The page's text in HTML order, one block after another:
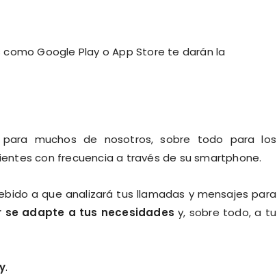
Google Play o App Store te darán la
muchos de nosotros, sobre todo para los
con frecuencia a través de su smartphone.
a que analizará tus llamadas y mensajes para
se adapte a tus necesidades y, sobre todo, a tu
.